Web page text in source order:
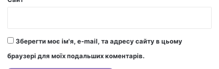
Зберегти моє ім'я, e-mail, та адресу сайту в цьому
браузері для моїх подальших коментарів.